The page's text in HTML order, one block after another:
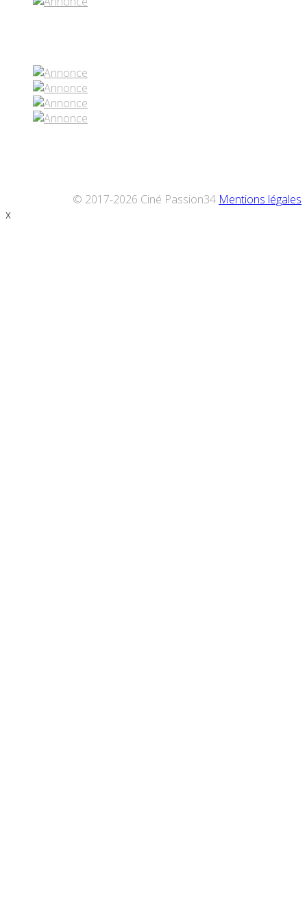
© 2017-2026 Ciné Passion34 Mentions légales
x